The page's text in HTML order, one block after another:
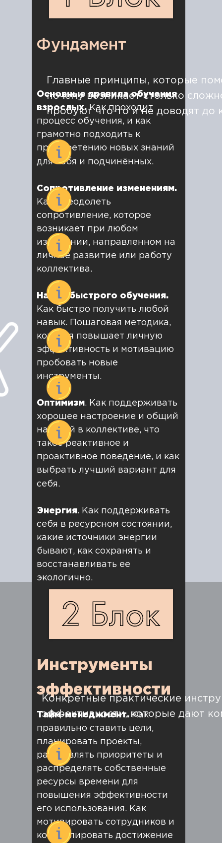
Основные правила обучения
взрослых.Как проходит
процесс обучения, и как
грамотно подходить к
приобретению новых знаний
для себя и подчинённых.
Сопротивление изменениям.
Как преодолеть
сопротивление, которое
возникает при любом
изменении, направленном на
личное развитие или работу
коллектива.
Навык быстрого обучения.
Как быстро получить любой
навык. Пошаговая методика,
которая повышает личную
эффективность и мотивацию
пробовать новые
инструменты.
Оптимизм. Как поддерживать
хорошее настроение и общий
настрой в коллективе, что
такое реактивное и
проактивное поведение, и как
выбрать лучший вариант для
себя.
Энергия. Как поддерживать
себя в ресурсном состоянии,
какие источники энергии
бывают, как сохранять и
восстанавливать ее
экологично.
Самомотивация и
дисциплина.
Как зажигать
регулярно и системно
двигаться вперед к целям.
Типологии руководителей.
Как определить свой тип и
использовать эти знания для
достижения желаемых
результатов.
Фундамент
Главные принципы, которые
почему возникает столько
пробуют что-то и не доводят до
Тайм-менеджмент. Как
правильно ставить цели,
планировать проекты,
расставлять приоритеты и
распределять собственные
ресурсы времени для
повышения эффективности
его использования. Как
мотивировать сотрудников и
контролировать достижение
Инструменты
эффективности
Конкретные практические
эффективности, которые дают